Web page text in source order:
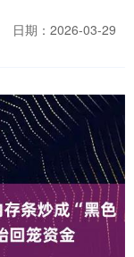
日期：2026-03-29